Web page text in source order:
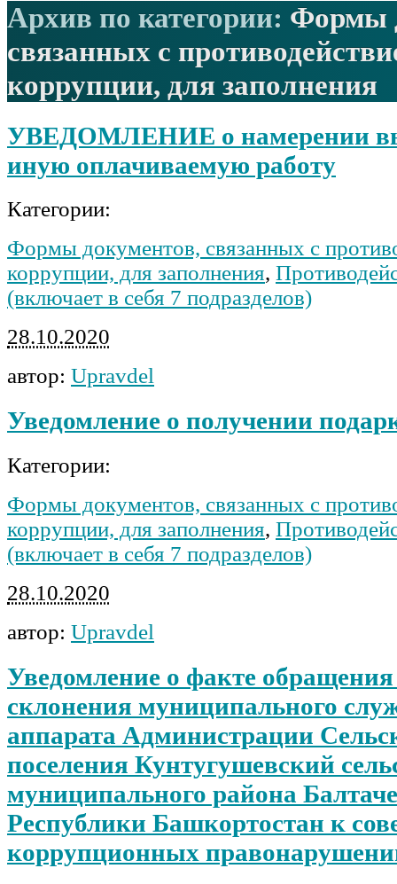
Архив по категории: Формы
связанных с
коррупции, для заполнения
УВЕДОМЛЕНИЕ о намерении
иную оплачиваемую работу
Категории:
Формы документов, связанных с
коррупции, для заполнения,
(включает в себя 7 подразделов)
28.10.2020
автор: Upravdel
Уведомление о получении
Категории:
Формы документов, связанных с
коррупции, для заполнения,
(включает в себя 7 подразделов)
28.10.2020
автор: Upravdel
Уведомление о факте
склонения муниципального
аппарата Администрации
поселения Кунтугушевский
муниципального района
Республики Башкортостан к
коррупционных